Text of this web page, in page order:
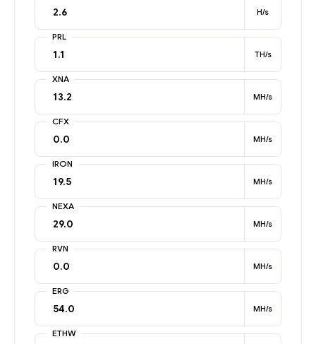
H/s
PRL
TH/s
XNA
MH/s
CFX
MH/s
IRON
MH/s
NEXA
MH/s
RVN
MH/s
ERG
MH/s
ETHW